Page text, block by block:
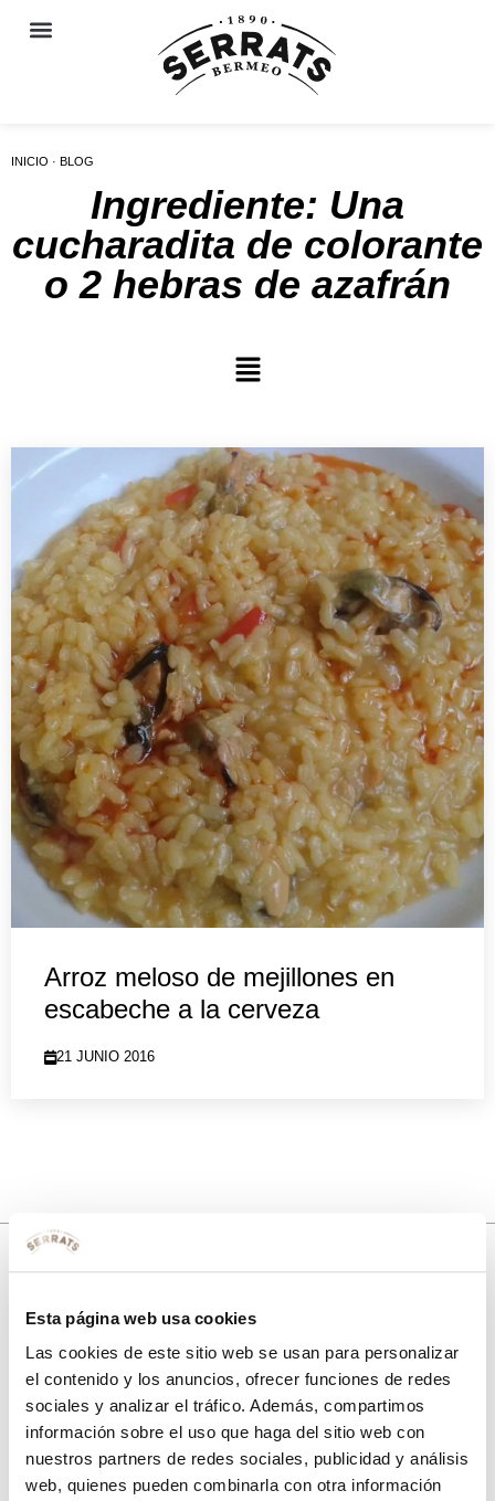
Esta página web usa cookies
Las cookies de este sitio web se usan para personalizar
el contenido y los anuncios, ofrecer funciones de redes
sociales y analizar el tráfico. Además, compartimos
información sobre el uso que haga del sitio web con
nuestros partners de redes sociales, publicidad y análisis
web, quienes pueden combinarla con otra información
INICIO · BLOG
Ingrediente: Una
cucharadita de colorante
o 2 hebras de azafrán
Arroz meloso de mejillones en
escabeche a la cerveza
21 JUNIO 2016
10% de descuento
con tu primera compra.
a nuestra newsletter para recibir nuestras
disfruta deun 10% de descuentoen tu primera compra.